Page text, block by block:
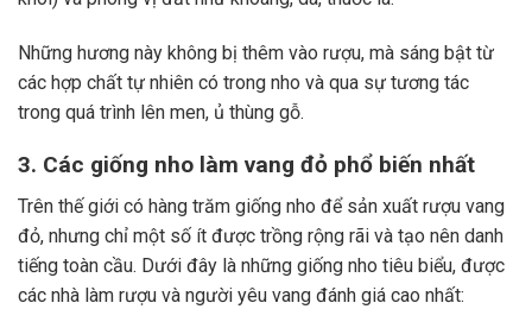
Những hương này không bị thêm vào rượu, mà sáng bật từ
các hợp chất tự nhiên có trong nho và qua sự tương tác
trong quá trình lên men, ủ thùng gỗ.
3. Các giống nho làm vang đỏ phổ biến nhất
Trên thế giới có hàng trăm giống nho để sản xuất rượu vang
đỏ, nhưng chỉ một số ít được trồng rộng rãi và tạo nên danh
tiếng toàn cầu. Dưới đây là những giống nho tiêu biểu, được
các nhà làm rượu và người yêu vang đánh giá cao nhất: